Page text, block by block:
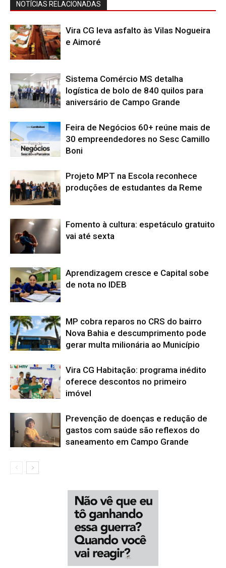
NOTÍCIAS RELACIONADAS
Vira CG leva asfalto às Vilas Nogueira
e Aimoré
Sistema Comércio MS detalha
logística de bolo de 840 quilos para
aniversário de Campo Grande
Feira de Negócios 60+ reúne mais de
30 empreendedores no Sesc Camillo
Boni
Projeto MPT na Escola reconhece
produções de estudantes da Reme
Fomento à cultura: espetáculo gratuito
vai até sexta
Aprendizagem cresce e Capital sobe
de nota no IDEB
MP cobra reparos no CRS do bairro
Nova Bahia e descumprimento pode
gerar multa milionária ao Município
Vira CG Habitação: programa inédito
oferece descontos no primeiro
imóvel
Prevenção de doenças e redução de
gastos com saúde são reflexos do
saneamento em Campo Grande